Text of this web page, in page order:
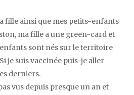
fille ainsi que mes petits-enfants
ma fille a une green-card et
sont nés sur le territoire
je suis vaccinée puis-je aller
derniers.
vus depuis presque un an et